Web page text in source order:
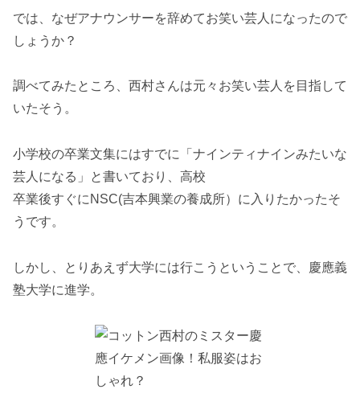
では、なぜアナウンサーを辞めてお笑い芸人になったので
しょうか？
調べてみたところ、西村さんは元々お笑い芸人を目指して
いたそう。
小学校の卒業文集にはすでに「ナインティナインみたいな
芸人になる」と書いており、高校
卒業後すぐにNSC(吉本興業の養成所）に入りたかったそ
うです。
しかし、とりあえず大学には行こうということで、慶應義
塾大学に進学。